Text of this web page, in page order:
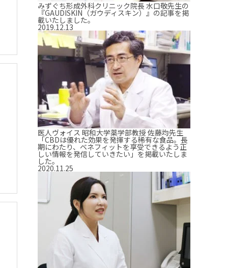
みずぐち形成外科クリニック院長 水口敬先生の
『GAUDISKIN（ガウディスキン）』の記事を掲
載いたしました。
2019.12.13
医人ヴォイス 昭和大学薬学部教授 佐藤均先生
「CBDは優れた効果を発揮する稀有な食品。長
期にわたり、ベネフィットを享受できるよう正
しい情報を発信していきたい」を掲載いたしま
した。
2020.11.25